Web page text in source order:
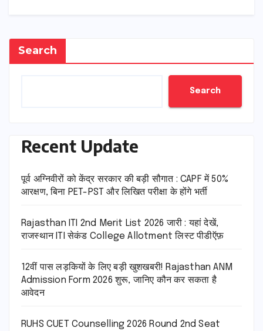
Search
Search
Recent Update
पूर्व अग्निवीरों को केंद्र सरकार की बड़ी सौगात : CAPF में 50%
आरक्षण, बिना PET-PST और लिखित परीक्षा के होंगे भर्ती
Rajasthan ITI 2nd Merit List 2026 जारी : यहां देखें,
राजस्थान ITI सेकंड College Allotment लिस्ट पीडीऍफ़
12वीं पास लड़कियों के लिए बड़ी खुशखबरी! Rajasthan ANM
Admission Form 2026 शुरू, जानिए कौन कर सकता है
आवेदन
RUHS CUET Counselling 2026 Round 2nd Seat